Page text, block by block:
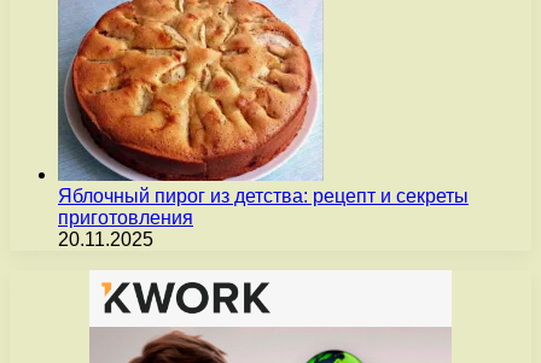
Яблочный пирог из детства: рецепт и секреты
приготовления
20.11.2025